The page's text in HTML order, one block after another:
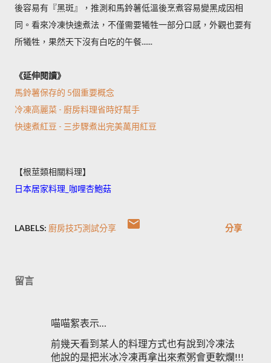
後容易有『黑斑』，推測和馬鈴薯低溫後烹煮容易變黑成因相
同。看來冷凍快速煮法，不僅需要犧牲一部分口感，外觀也要有
所犧牲，果然天下沒有白吃的午餐......
《延伸閱讀》
馬鈴薯保存的 5個重要概念
冷凍高麗菜 - 廚房料理省時好幫手
快速煮紅豆 - 三步驟煮出完美萬用紅豆
【根莖類相關料理】
日本居家料理_咖哩杏鮑菇
LABELS: 廚房技巧測試分享 分享
留言
喵喵絮表示…
前幾天看到某人的料理方式也有說到冷凍法
他說的是把米冰冷凍再拿出來煮粥會更軟爛!!!